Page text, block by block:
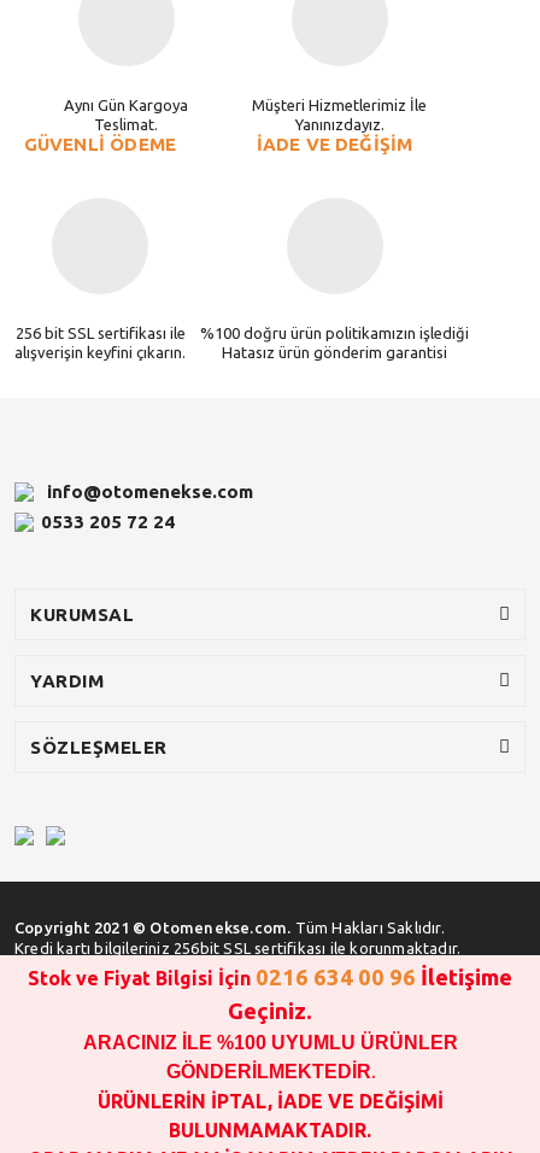
Aynı Gün Kargoya
Teslimat.
Müşteri Hizmetlerimiz İle
Yanınızdayız.
GÜVENLİ ÖDEME
256 bit SSL sertifikası ile
alışverişin keyfini çıkarın.
İADE VE DEĞİŞİM
%100 doğru ürün politikamızın işlediği
Hatasız ürün gönderim garantisi
info@otomenekse.com
0533 205 72 24
KURUMSAL
YARDIM
SÖZLEŞMELER
Copyright 2021 © Otomenekse.com. Tüm Hakları Saklıdır.
Kredi kartı bilgileriniz 256bit SSL sertifikası ile korunmaktadır.
SATIN ALMA İŞLEMİ YAPMADAN ÖNCE
STOK VE FİYAT BİLGİSİ ALINIZ !!!
1000 TL VE ÜSTÜ SİPARİŞ VERİLEBİLİR!!!
OPAR MARKA VE MAİS MARKA YEDEK PARÇALARIN
GARANTİSİ YOKTUR!!!!!!!!!!!
Stok ve Fiyat Bilgisi İçin 0216 634 00 96 İletişime
Geçiniz.
ARACINIZ İLE %100 UYUMLU ÜRÜNLER
GÖNDERİLMEKTEDİR.
ÜRÜNLERİN İPTAL, İADE VE DEĞİŞİMİ
BULUNMAMAKTADIR.